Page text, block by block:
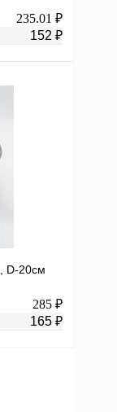
235.01 ₽
152 ₽
D-20см
285 ₽
165 ₽